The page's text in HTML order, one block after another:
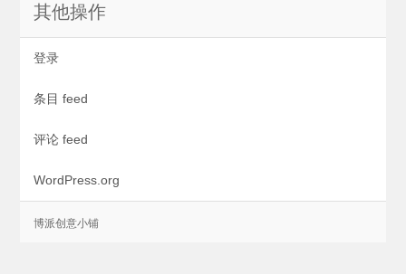
其他操作
登录
条目 feed
评论 feed
WordPress.org